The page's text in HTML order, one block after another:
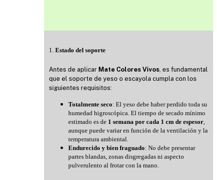
1. Estado del soporte
Antes de aplicar Mate Colores Vivos, es fundamental
que el soporte de yeso o escayola cumpla con los
siguientes requisitos:
Totalmente seco: El yeso debe haber perdido toda su
humedad higroscópica. El tiempo de secado mínimo
estimado es de 1 semana por cada 1 cm de espesor,
aunque puede variar en función de la ventilación y la
temperatura ambiental.
Endurecido y bien fraguado: No debe presentar
partes blandas, zonas disgregadas ni aspecto
pulverulento al frotar con la mano.